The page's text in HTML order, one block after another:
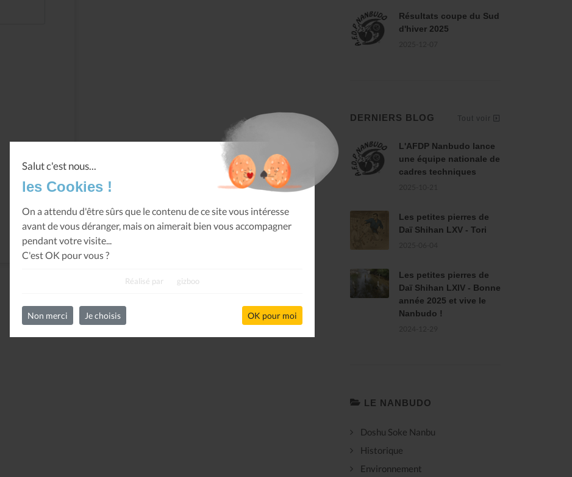
Salut c'est nous...
les Cookies !
On a attendu d'être sûrs que le contenu de ce site vous intéresse
avant de vous déranger, mais on aimerait bien vous accompagner
pendant votre visite...
C'est OK pour vous ?
Réalisé par gizboo
Non merci Je choisis OK pour moi
Résultats coupe du Sud
d'hiver 2025
DERNIERS BLOG Tout voir
L'AFDP Nanbudo lance
une équipe nationale de
cadres techniques
Les petites pierres de
Daï Shihan LXV - Tori
Les petites pierres de
Daï Shihan LXIV - Bonne
année 2025 et vive le
Nanbudo !
LE NANBUDO
Doshu Soke Nanbu
Historique
Environnement